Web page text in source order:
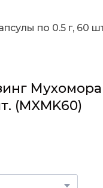
по 0.5 г, 60
(MXMK60)